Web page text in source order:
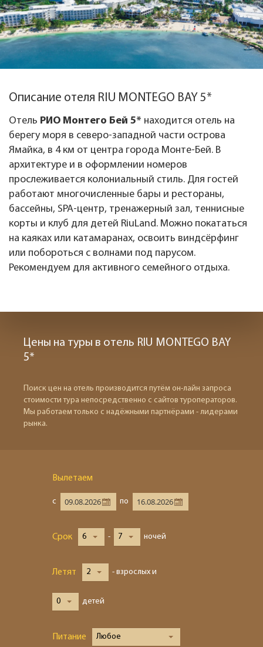
Описание отеля RIU MONTEGO BAY 5*
Отель РИО Монтего Бей 5* находится отель на
берегу моря в северо-западной части острова
Ямайка, в 4 км от центра города Монте-Бей. В
архитектуре и в оформлении номеров
прослеживается колониальный стиль. Для гостей
работают многочисленные бары и рестораны,
бассейны, SPA-центр, тренажерный зал, теннисные
корты и клуб для детей RiuLand. Можно покататься
на каяках или катамаранах, освоить виндсёрфинг
или побороться с волнами под парусом.
Рекомендуем для активного семейного отдыха.
Цены на туры в отель RIU MONTEGO BAY
5*
Поиск цен на отель производится путём он-лайн запроса
стоимости тура непосредственно с сайтов туроператоров.
Мы работаем только с надёжными партнёрами - лидерами
рынка.
Вылетаем
с по
Срок 6 - 7 ночей
Летят 2 - взрослых и
0 детей
Питание Любое